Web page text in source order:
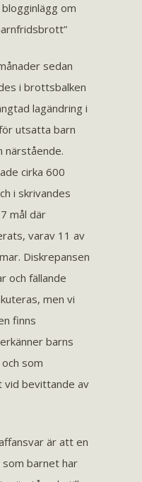
om
sedan
i brottsbalken
lagändring i
utsatta barn
närstående.
cirka 600
i skrivandes
mål där
varav 11 av
Diskrepansen
och fällande
men vi
finns
barns
som
vid bevittande av
är att en
barnet har